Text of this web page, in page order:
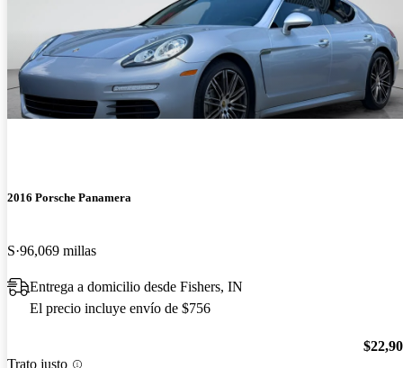
2016 Porsche Panamera
S 96,069 millas
Entrega a domicilio desde Fishers, IN
El precio incluye envío de $756
Trato justo